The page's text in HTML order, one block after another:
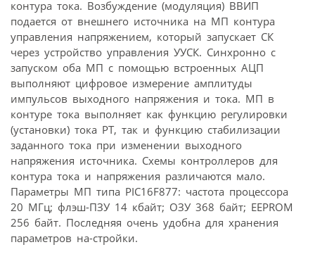
контура тока. Возбуждение (модуляция) ВВИП
подается от внешнего источника на МП контура
управления напряжением, который запускает СК
через устройство управления УУСК. Синхронно с
запуском оба МП с помощью встроенных АЦП
выполняют цифровое измерение амплитуды
импульсов выходного напряжения и тока. МП в
контуре тока выполняет как функцию регулировки
(установки) тока РТ, так и функцию стабилизации
заданного тока при изменении выходного
напряжения источника. Схемы контроллеров для
контура тока и напряжения различаются мало.
Параметры МП типа PIC16F877: частота процессора
20 МГц; флэш-ПЗУ 14 кбайт; ОЗУ 368 байт; EEPROM
256 байт. Последняя очень удобна для хранения
параметров на-стройки.